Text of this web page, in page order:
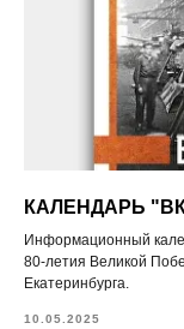
КАЛЕНДАРЬ
Информационный
80-летия Великой
Екатеринбурга.
10.05.2025